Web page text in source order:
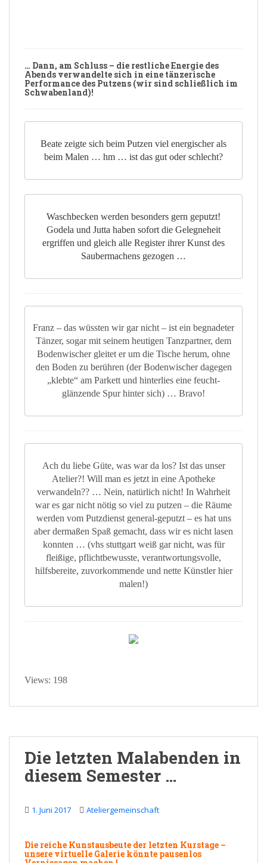
… Dann, am Schluss – die restliche Energie des
Abends verwandelte sich in eine tänzerische
Performance des Putzens (wir sind schließlich im
Schwabenland)!
Beate zeigte sich beim Putzen viel energischer als
beim Malen … hm … ist das gut oder schlecht?
Waschbecken werden besonders gern geputzt!
Godela und Jutta haben sofort die Gelegneheit
ergriffen und gleich alle Register ihrer Kunst des
Saubermachens gezogen …
Franz – das wüssten wir gar nicht – ist ein begnadeter
Tänzer, sogar mit seinem heutigen Tanzpartner, dem
Bodenwischer gleitet er um die Tische herum, ohne
den Boden zu berühren (der Bodenwischer dagegen
„klebte“ am Parkett und hinterlies eine feucht-
glänzende Spur hinter sich) … Bravo!
Ach du liebe Güte, was war da los? Ist das unser
Atelier?! Will man es jetzt in eine Apotheke
verwandeln?? … Nein, natürlich nicht! In Wahrheit
war es gar nicht nötig so viel zu putzen – die Räume
werden vom Putzdienst general-geputzt – es hat uns
aber dermaßen Spaß gemacht, dass wir es nicht lasen
konnten … (vhs stuttgart weiß gar nicht, was für
fleißige, pflichtbewusste, verantwortungsvolle,
hilfsbereite, zuvorkommende und nette Künstler hier
malen!)
Views: 198
Die letzten Malabenden in
diesem Semester …
1. Juni 2017 Ateliergemeinschaft
Die reiche Kunstausbeute der letzten Kurstage –
unsere virtuelle Galerie könnte pausenlos